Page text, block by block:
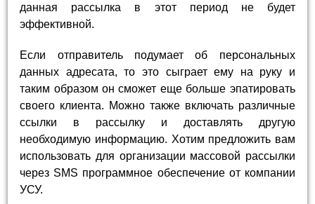
данная рассылка в этот период не будет
эффективной.
Если отправитель подумает об персональных
данных адресата, то это сыграет ему на руку и
таким образом он сможет еще больше эпатировать
своего клиента. Можно также включать различные
ссылки в рассылку и доставлять другую
необходимую информацию. Хотим предложить вам
использовать для организации массовой рассылки
через SMS программное обеспечение от компании
УСУ.